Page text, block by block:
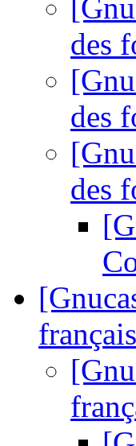
des
des
des